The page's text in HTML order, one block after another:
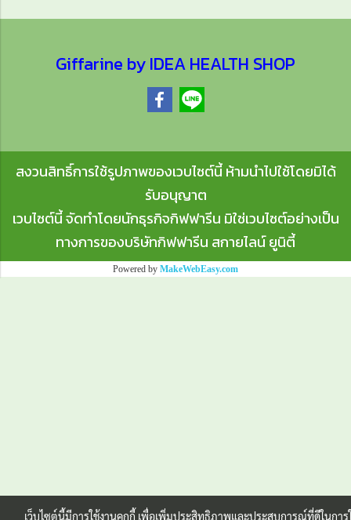
Giffarine by IDEA HEALTH SHOP
สงวนสิทธิ์การใช้รูปภาพของเวบไซต์นี้ ห้ามนำไปใช้โดยมิได้
รับอนุญาต
เวบไซต์นี้ จัดทำโดยนักธุรกิจกิฟฟารีน มิใช่เวบไซต์อย่างเป็น
ทางการของบริษัทกิฟฟารีน สกายไลน์ ยูนิตี้
Powered by MakeWebEasy.com
เว็บไซต์นี้มีการใช้งานคุกกี้ เพื่อเพิ่มประสิทธิภาพและประสบการณ์ที่ดีในการ